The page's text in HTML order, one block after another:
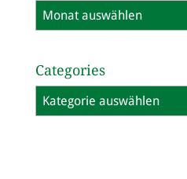
Archives
Categories
Categories